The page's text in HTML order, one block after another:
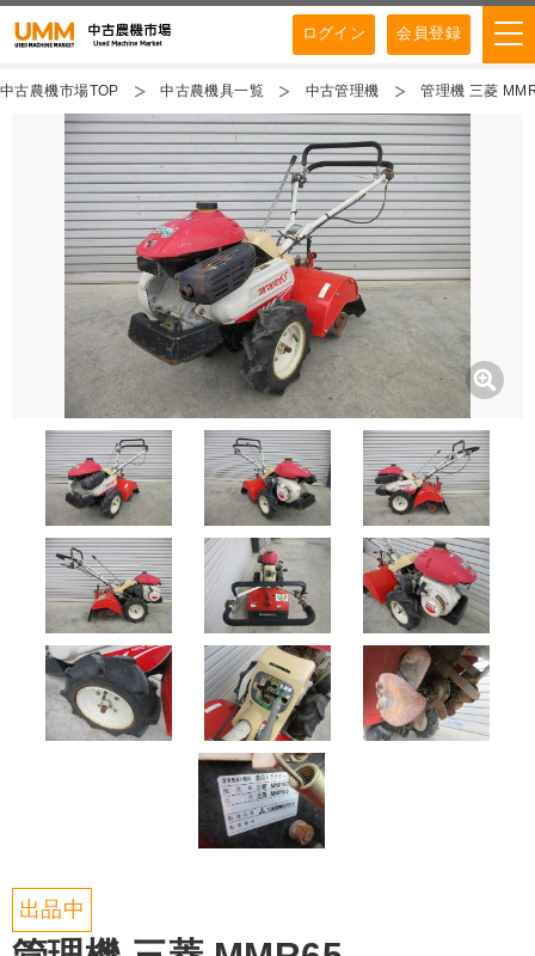
ログイン 会員登録
中古農機市場TOP 中古農機具一覧 中古管理機 管理機 三菱
出品中